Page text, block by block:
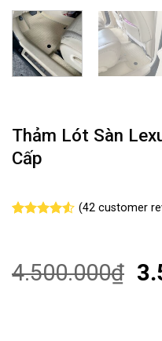
Thảm Lót Sàn
Cấp
based on
customer
(42customer
4.500.000₫